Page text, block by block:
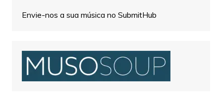
Envie-nos a sua música no SubmitHub